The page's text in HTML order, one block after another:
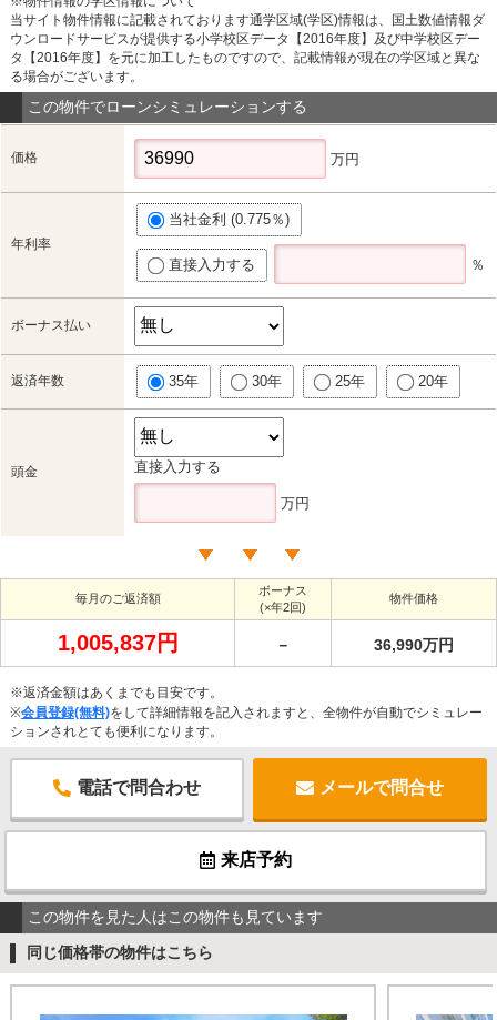
当サイト物件情報に記載されております通学区域(学区)情報は、国土数値情報ダ
ウンロードサービスが提供する小学校区データ【2016年度】及び中学校区デー
タ【2016年度】を元に加工したものですので、記載情報が現在の学区域と異な
る場合がございます。
この物件でローンシミュレーションする
価格 万円
年利率
当社金利 (0.775％)
直接入力する ％
ボーナス払い
返済年数 35年 30年 25年 20年
頭金 直接入力する
万円
毎月のご返済額
ボーナス
(×年2回)
物件価格
1,005,837円 － 36,990万円
※返済金額はあくまでも目安です。
※会員登録(無料)をして詳細情報を記入されますと、全物件が自動でシミュレー
ションされとても便利になります。
電話で問合わせ メールで問合せ
来店予約
この物件を見た人はこの物件も見ています
同じ価格帯の物件はこちら